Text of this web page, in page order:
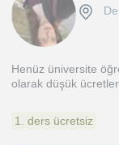
Henüz üniversite
olarak düşük ücretler
1. ders ücretsiz